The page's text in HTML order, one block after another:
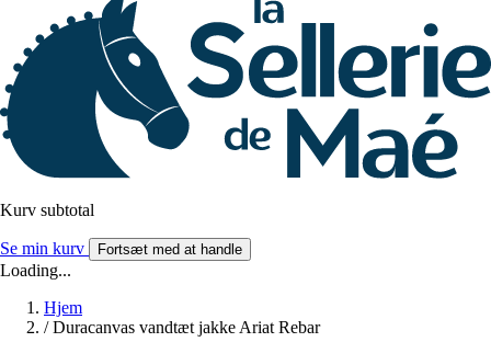
Kurv subtotal
Se min kurv Fortsæt med at handle
Loading...
Hjem
/ Duracanvas vandtæt jakke Ariat Rebar